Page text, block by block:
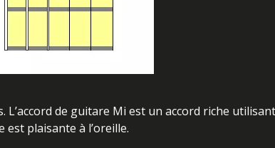
de guitare Mi est un accord riche
plaisante à l’oreille.